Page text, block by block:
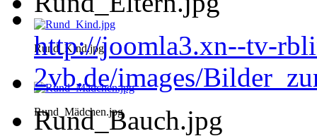
Rund_Kind.jpg
Rund_Mädchen.jpg
http://joomla3.xn--tv-
2vb.de/images/
Rund_Bauch.jpg